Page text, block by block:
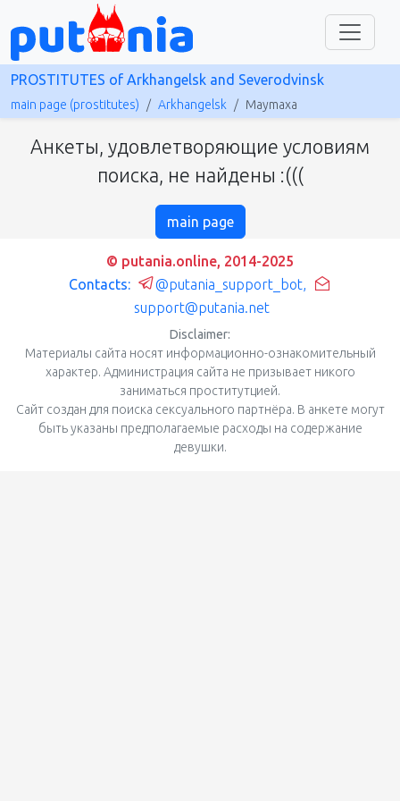
PROSTITUTES of Arkhangelsk and Severodvinsk
main page (prostitutes) Arkhangelsk Maymaxa
Анкеты, удовлетворяющие условиям
поиска, не найдены :(((
main page
© putania.online, 2014-2025
Contacts:
@putania_support_bot,
support@putania.net
Disclaimer:
Материалы сайта носят информационно-ознакомительный
характер. Администрация сайта не призывает никого
заниматься проститутцией.
Сайт создан для поиска сексуального партнёра. В анкете могут
быть указаны предполагаемые расходы на содержание
девушки.